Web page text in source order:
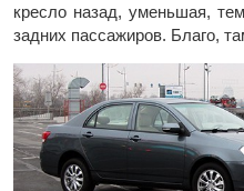
кресло назад, уменьшая,
задних пассажиров. Благо,